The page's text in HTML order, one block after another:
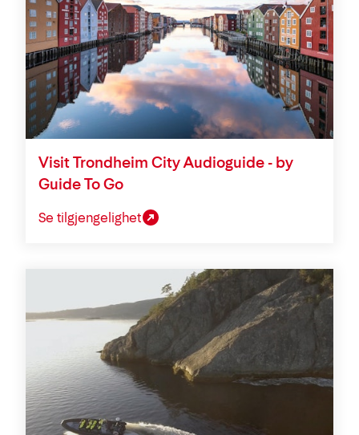
Visit Trondheim City Audioguide - by
Guide To Go
Se tilgjengelighet